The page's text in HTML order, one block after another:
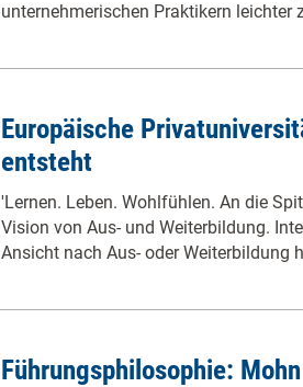
unternehmerischen Praktikern leichter
Europäische
entsteht
'Lernen. Leben. Wohlfühlen. An die
Vision von Aus- und Weiterbildung.
Ansicht nach Aus- oder Weiterbildung
Führungsphilosophie: